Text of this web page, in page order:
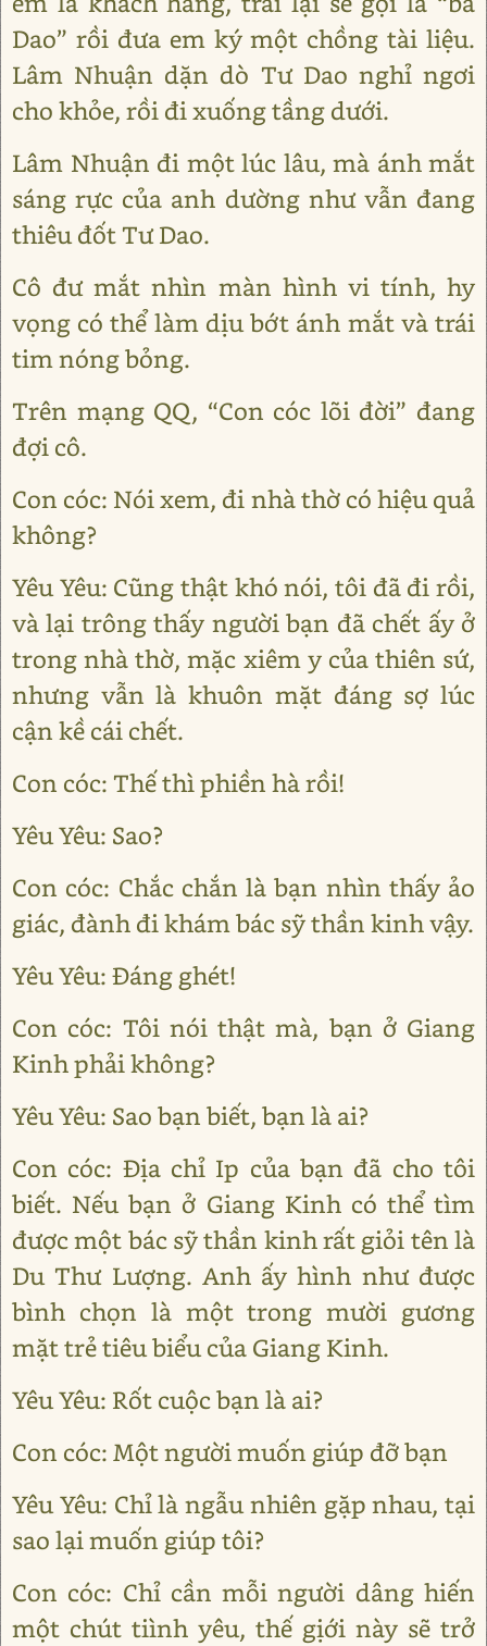
Dao” rồi đưa em ký một chồng tài liệu.
Lâm Nhuận dặn dò Tư Dao nghỉ ngơi
cho khỏe, rồi đi xuống tầng dưới.
Lâm Nhuận đi một lúc lâu, mà ánh mắt
sáng rực của anh dường như vẫn đang
thiêu đốt Tư Dao.
Cô đư mắt nhìn màn hình vi tính, hy
vọng có thể làm dịu bớt ánh mắt và trái
tim nóng bỏng.
Trên mạng QQ, “Con cóc lõi đời” đang
đợi cô.
Con cóc: Nói xem, đi nhà thờ có hiệu quả
không?
Yêu Yêu: Cũng thật khó nói, tôi đã đi rồi,
và lại trông thấy người bạn đã chết ấy ở
trong nhà thờ, mặc xiêm y của thiên sứ,
nhưng vẫn là khuôn mặt đáng sợ lúc
cận kề cái chết.
Con cóc: Thế thì phiền hà rồi!
Yêu Yêu: Sao?
Con cóc: Chắc chắn là bạn nhìn thấy ảo
giác, đành đi khám bác sỹ thần kinh vậy.
Yêu Yêu: Đáng ghét!
Con cóc: Tôi nói thật mà, bạn ở Giang
Kinh phải không?
Yêu Yêu: Sao bạn biết, bạn là ai?
Con cóc: Địa chỉ Ip của bạn đã cho tôi
biết. Nếu bạn ở Giang Kinh có thể tìm
được một bác sỹ thần kinh rất giỏi tên là
Du Thư Lượng. Anh ấy hình như được
bình chọn là một trong mười gương
mặt trẻ tiêu biểu của Giang Kinh.
Yêu Yêu: Rốt cuộc bạn là ai?
Con cóc: Một người muốn giúp đỡ bạn
Yêu Yêu: Chỉ là ngẫu nhiên gặp nhau, tại
sao lại muốn giúp tôi?
Con cóc: Chỉ cần mỗi người dâng hiến
một chút tiình yêu, thế gịới này sẽ trở